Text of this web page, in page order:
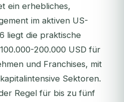
ein erhebliches,
im aktiven US-
liegt die praktische
200.000 USD für
und Franchises, mit
Sektoren.
Regel für bis zu fünf